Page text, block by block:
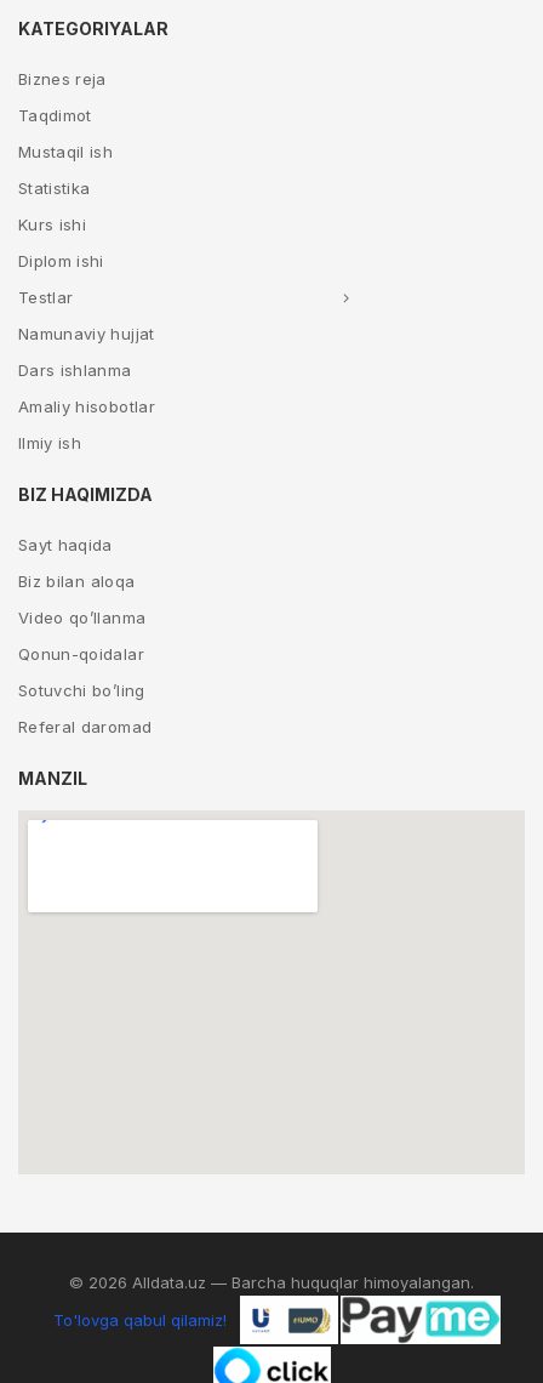
KATEGORIYALAR
Biznes reja
Taqdimot
Mustaqil ish
Statistika
Kurs ishi
Diplom ishi
Testlar
Namunaviy hujjat
Dars ishlanma
Amaliy hisobotlar
Ilmiy ish
BIZ HAQIMIZDA
Sayt haqida
Biz bilan aloqa
Video qo’llanma
Qonun-qoidalar
Sotuvchi bo’ling
Referal daromad
MANZIL
© 2026 Alldata.uz — Barcha huquqlar himoyalangan.
To'lovga qabul qilamiz!